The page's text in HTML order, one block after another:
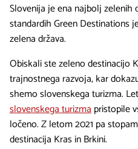
Slovenija je ena najbolj zelenih
standardih Green Destinations
zelena država.
Obiskali ste zeleno destinacijo
trajnostnega razvoja, kar
shemo slovenskega turizma.
slovenskega turizmapristopile
ločeno. Z letom 2021 pa
destinacija Kras in Brkini.